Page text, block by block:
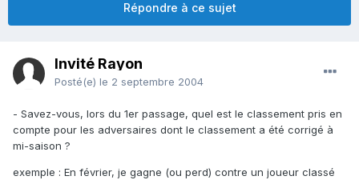
Répondre à ce sujet
Invité Rayon
Posté(e) le 2 septembre 2004
- Savez-vous, lors du 1er passage, quel est le classement pris en
compte pour les adversaires dont le classement a été corrigé à
mi-saison ?
exemple : En février, je gagne (ou perd) contre un joueur classé